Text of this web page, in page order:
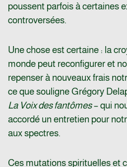
poussent parfois à certaines
controversées.
Une chose est certaine : la
monde peut reconfigurer et
repenser à nouveaux frais
ce que souligne Grégory
La Voix des fantômes– qui
accordé un entretien pour
aux spectres.
Ces mutations spirituelles et